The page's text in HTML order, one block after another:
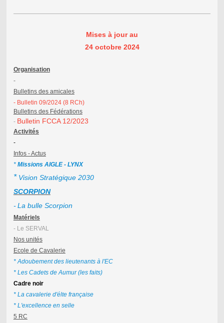
Mises à jour au
24 octobre 2024
Organisation
-
Bulletins des amicales
- Bulletin 09/2024 (8 RCh)
Bulletins des Fédérations
- Bulletin FCCA 12/2023
Activités
-
Infos - Actus
* Missions AIGLE - LYNX
* Vision Stratégique 2030
SCORPION
-La bulle Scorpion
Matériels
- Le SERVAL
Nos unités
Ecole de Cavalerie
* Adoubement des lieutenants à l'EC
* Les Cadets de Aumur (les faits)
Cadre noir
* La cavalerie d'élte française
* L'excellence en selle
5 RC